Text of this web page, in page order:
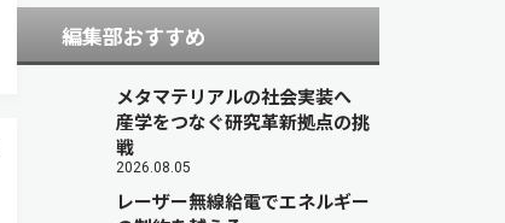
編集部おすすめ
メタマテリアルの社会実装へ
産学をつなぐ研究革新拠点の挑
戦
2026.08.05
レーザー無線給電でエネルギー